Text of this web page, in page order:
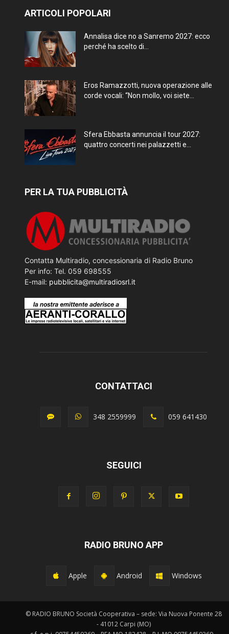
ARTICOLI POPOLARI
Annalisa dice no a Sanremo 2027: ecco
perché ha scelto di...
Eros Ramazzotti, nuova operazione alle
corde vocali: “Non mollo, voi siete...
Sfera Ebbasta annuncia il tour 2027:
quattro concerti nei palazzetti e...
PER LA TUA PUBBLICITÀ
Contatta Multiradio, concessionaria di Radio Bruno
Per info: Tel. 059 698555
E-mail: pubblicita@multiradiosrl.it
CONTATTACI
348 2559999 059 641430
SEGUICI
RADIO BRUNO APP
Apple Android Windows
© RADIO BRUNO Società Cooperativa – sede: Via Nuova Ponente 28
- 41012 Carpi (MO)